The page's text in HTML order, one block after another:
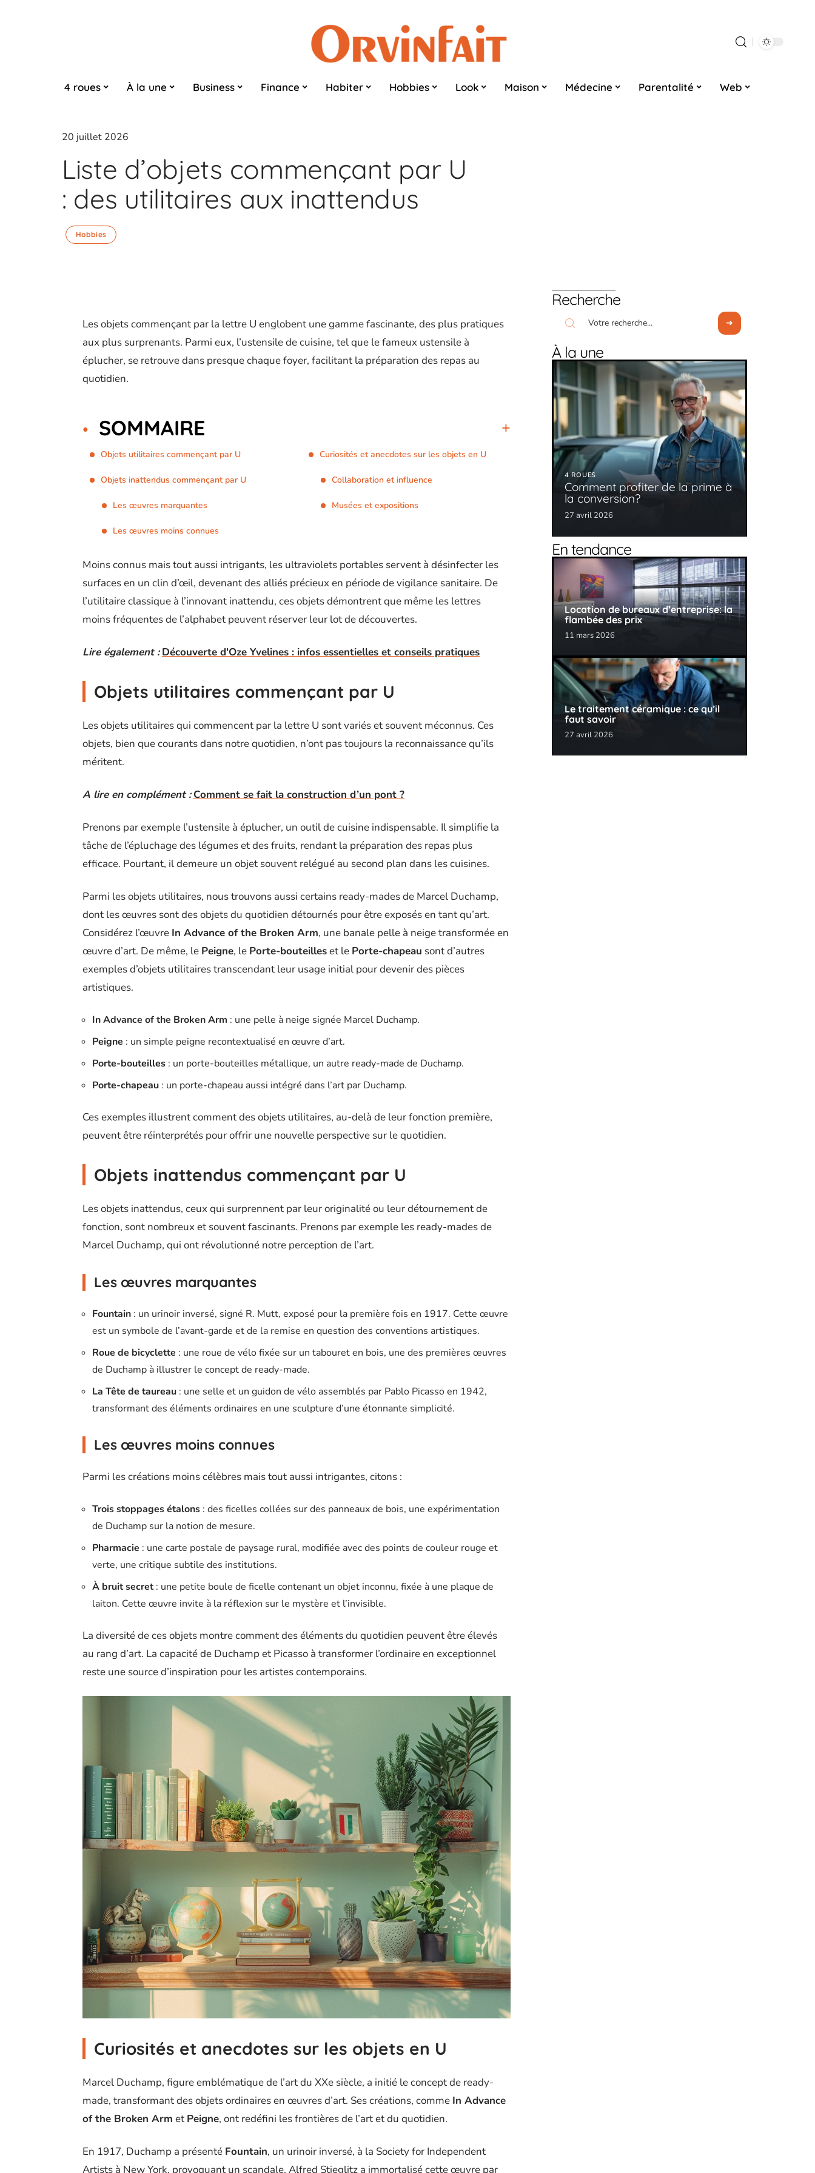
4 roues À la une Business Finance Habiter Hobbies Look Maison Médecine Parentalité Web
20 juillet 2026
Liste d’objets commençant par U
: des utilitaires aux inattendus
Hobbies
Les objets commençant par la lettre U englobent une gamme fascinante, des plus pratiques
aux plus surprenants. Parmi eux, l’ustensile de cuisine, tel que le fameux ustensile à
éplucher, se retrouve dans presque chaque foyer, facilitant la préparation des repas au
quotidien.
SOMMAIRE
Objets utilitaires commençant par U
Objets inattendus commençant par U
Les œuvres marquantes
Les œuvres moins connues
Curiosités et anecdotes sur les objets en U
Collaboration et influence
Musées et expositions
Moins connus mais tout aussi intrigants, les ultraviolets portables servent à désinfecter les
surfaces en un clin d’œil, devenant des alliés précieux en période de vigilance sanitaire. De
l’utilitaire classique à l’innovant inattendu, ces objets démontrent que même les lettres
moins fréquentes de l’alphabet peuvent réserver leur lot de découvertes.
Lire également : Découverte d'Oze Yvelines : infos essentielles et conseils pratiques
Objets utilitaires commençant par U
Les objets utilitaires qui commencent par la lettre U sont variés et souvent méconnus. Ces
objets, bien que courants dans notre quotidien, n’ont pas toujours la reconnaissance qu’ils
méritent.
A lire en complément : Comment se fait la construction d’un pont ?
Prenons par exemple l’ustensile à éplucher, un outil de cuisine indispensable. Il simplifie la
tâche de l’épluchage des légumes et des fruits, rendant la préparation des repas plus
efficace. Pourtant, il demeure un objet souvent relégué au second plan dans les cuisines.
Parmi les objets utilitaires, nous trouvons aussi certains ready-mades de Marcel Duchamp,
dont les œuvres sont des objets du quotidien détournés pour être exposés en tant qu’art.
Considérez l’œuvre In Advance of the Broken Arm, une banale pelle à neige transformée en
œuvre d’art. De même, le Peigne, le Porte-bouteilleset le Porte-chapeau sont d’autres
exemples d’objets utilitaires transcendant leur usage initial pour devenir des pièces
artistiques.
In Advance of the Broken Arm : une pelle à neige signée Marcel Duchamp.
Peigne : un simple peigne recontextualisé en œuvre d’art.
Porte-bouteilles : un porte-bouteilles métallique, un autre ready-made de Duchamp.
Porte-chapeau : un porte-chapeau aussi intégré dans l’art par Duchamp.
Ces exemples illustrent comment des objets utilitaires, au-delà de leur fonction première,
peuvent être réinterprétés pour offrir une nouvelle perspective sur le quotidien.
Objets inattendus commençant par U
Les objets inattendus, ceux qui surprennent par leur originalité ou leur détournement de
fonction, sont nombreux et souvent fascinants. Prenons par exemple les ready-mades de
Marcel Duchamp, qui ont révolutionné notre perception de l’art.
Les œuvres marquantes
Fountain : un urinoir inversé, signé R. Mutt, exposé pour la première fois en 1917. Cette œuvre
est un symbole de l’avant-garde et de la remise en question des conventions artistiques.
Roue de bicyclette : une roue de vélo fixée sur un tabouret en bois, une des premières œuvres
de Duchamp à illustrer le concept de ready-made.
La Tête de taureau : une selle et un guidon de vélo assemblés par Pablo Picasso en 1942,
transformant des éléments ordinaires en une sculpture d’une étonnante simplicité.
Les œuvres moins connues
Parmi les créations moins célèbres mais tout aussi intrigantes, citons :
Trois stoppages étalons : des ficelles collées sur des panneaux de bois, une expérimentation
de Duchamp sur la notion de mesure.
Pharmacie : une carte postale de paysage rural, modifiée avec des points de couleur rouge et
verte, une critique subtile des institutions.
À bruit secret: une petite boule de ficelle contenant un objet inconnu, fixée à une plaque de
laiton. Cette œuvre invite à la réflexion sur le mystère et l’invisible.
La diversité de ces objets montre comment des éléments du quotidien peuvent être élevés
au rang d’art. La capacité de Duchamp et Picasso à transformer l’ordinaire en exceptionnel
reste une source d’inspiration pour les artistes contemporains.
Curiosités et anecdotes sur les objets en U
Marcel Duchamp, figure emblématique de l’art du XXe siècle, a initié le concept de ready-
made, transformant des objets ordinaires en œuvres d’art. Ses créations, comme In Advance
of the Broken Arm et Peigne, ont redéfini les frontières de l’art et du quotidien.
En 1917, Duchamp a présenté Fountain, un urinoir inversé, à la Society for Independent
Artists à New York, provoquant un scandale. Alfred Stieglitz a immortalisé cette œuvre par
Recherche
À la une
4 ROUES
Comment profiter de la prime à
la conversion?
27 avril 2026
En tendance
Location de bureaux d’entreprise: la
flambée des prix
11 mars 2026
Le traitement céramique : ce qu’il
faut savoir
27 avril 2026